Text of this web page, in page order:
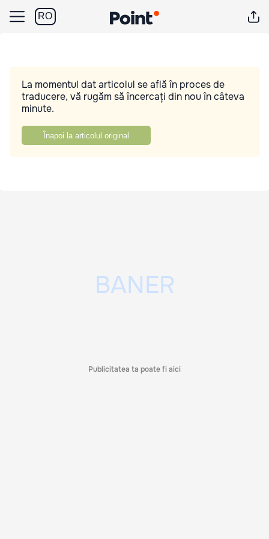
RO
La momentul dat articolul se află în proces de
traducere, vă rugăm să încercați din nou în câteva
minute.
Înapoi la articolul original
Publicitatea ta poate fi aici